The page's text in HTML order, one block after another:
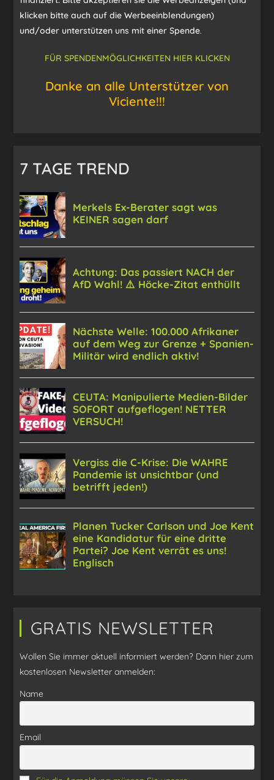
klicken bitte auch auf die Werbeeinblendungen)
und/oder unterstützen uns mit einer Spende.
FÜR SPENDENMÖGLICHKEITEN HIER KLICKEN
Danke an alle Unterstützer von
Viciente!!!
7 TAGE TREND
GRATIS NEWSLETTER
Wollen Sie immer aktuell informiert werden? Dann hier zum
kostenlosen Newsletter anmelden:
Name
Email